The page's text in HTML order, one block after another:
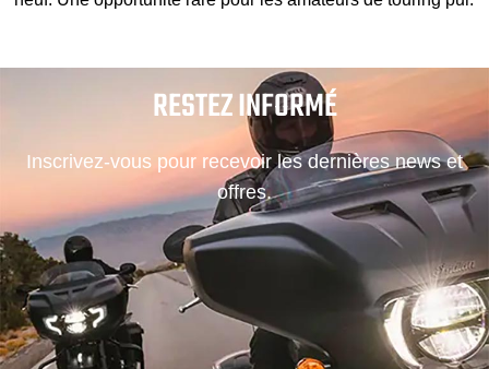
RESTEZ INFORMÉ
Inscrivez-vous pour recevoir les dernières news et
offres.